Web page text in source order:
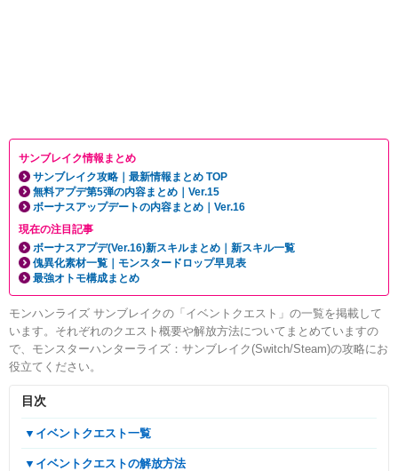
サンブレイク情報まとめ
サンブレイク攻略｜最新情報まとめ TOP
無料アプデ第5弾の内容まとめ｜Ver.15
ボーナスアップデートの内容まとめ｜Ver.16
現在の注目記事
ボーナスアプデ(Ver.16)新スキルまとめ｜新スキル一覧
傀異化素材一覧｜モンスタードロップ早見表
最強オトモ構成まとめ
モンハンライズ サンブレイクの「イベントクエスト」の一覧を掲載して
います。それぞれのクエスト概要や解放方法についてまとめていますの
で、モンスターハンターライズ：サンブレイク(Switch/Steam)の攻略にお
役立てください。
目次
▼イベントクエスト一覧
▼イベントクエストの解放方法